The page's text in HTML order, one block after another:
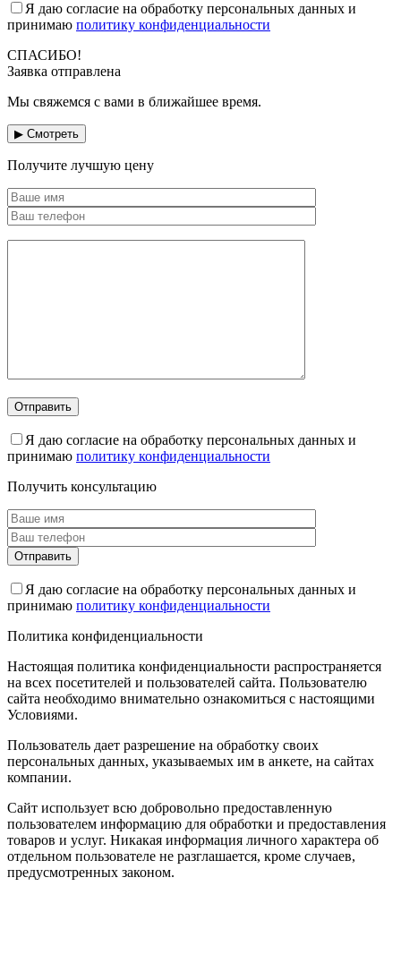
Я даю согласие на обработку персональных данных и
принимаю политику конфиденциальности
СПАСИБО!
Заявка отправлена
Мы свяжемся с вами в ближайшее время.
▶ Смотреть
Получите лучшую цену
Я даю согласие на обработку персональных данных и
принимаю политику конфиденциальности
Получить консультацию
Я даю согласие на обработку персональных данных и
принимаю политику конфиденциальности
Политика конфиденциальности
Настоящая политика конфиденциальности распространяется
на всех посетителей и пользователей сайта. Пользователю
сайта необходимо внимательно ознакомиться с настоящими
Условиями.
Пользователь дает разрешение на обработку своих
персональных данных, указываемых им в анкете, на сайтах
компании.
Сайт использует всю добровольно предоставленную
пользователем информацию для обработки и предоставления
товаров и услуг. Никакая информация личного характера об
отдельном пользователе не разглашается, кроме случаев,
предусмотренных законом.